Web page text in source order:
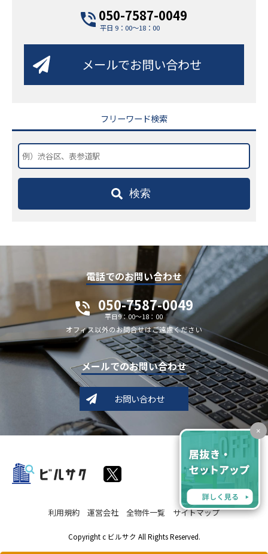
×
050-7587-0049
平日 9：00～18：00
メールでお問い合わせ
フリーワード検索
検索
電話でのお問い合わせ
050-7587-0049
平日9：00～18：00
オフィス以外のお問合せはご遠慮ください
メールでのお問い合わせ
お問い合わせ
利用規約 運営会社 全物件一覧 サイトマップ
Copyright c ビルサク All Rights Reserved.